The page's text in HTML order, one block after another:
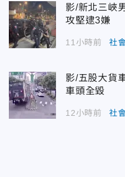
影/新北三峽
攻堅逮3嫌
11小時前 社
影/五股大貨
車頭全毀
12小時前 社